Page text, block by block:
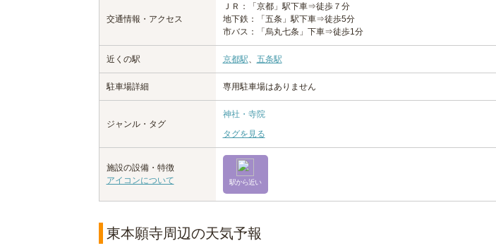
交通情報・アクセス
ＪＲ：「京都」駅下車⇒徒歩７分
地下鉄：「五条」駅下車⇒徒歩5分
市バス：「烏丸七条」下車⇒徒歩1分
近くの駅 京都駅、 五条駅
駐車場詳細 専用駐車場はありません
ジャンル・タグ
神社・寺院
タグを見る
施設の設備・特徴
アイコンについて
駅から近い
東本願寺周辺の天気予報